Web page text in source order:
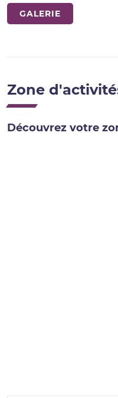
GALERIE
Zone
Découvrez votre